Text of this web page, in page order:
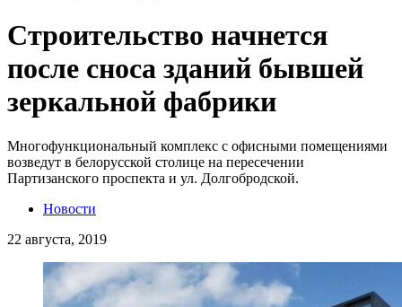
Строительство начнется
после сноса зданий бывшей
зеркальной фабрики
Многофункциональный комплекс c офисными помещениями
возведут в белорусской столице на пересечении
Партизанского проспекта и ул. Долгобродской.
Новости
22 августа, 2019